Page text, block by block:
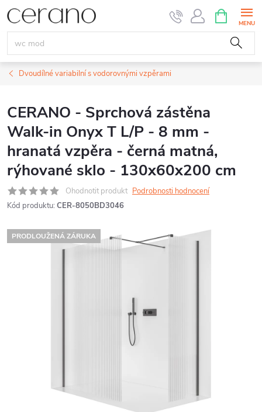
Přejít
na
obsah
NÁKUPNÍ
KOŠÍK
Dvoudílné variabilní s vodorovnými vzpěrami
CERANO - Sprchová zástěna
Walk-in Onyx T L/P - 8 mm -
hranatá vzpěra - černá matná,
rýhované sklo - 130x60x200 cm
Ohodnotit produkt Podrobnosti hodnocení
Kód produktu: CER-8050BD3046
PRODLOUŽENÁ ZÁRUKA